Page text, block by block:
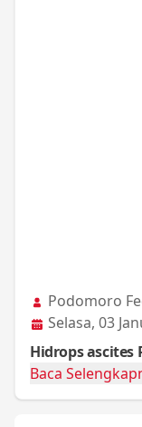
Podomoro
Selasa, 03
Hidrops ascites
Baca